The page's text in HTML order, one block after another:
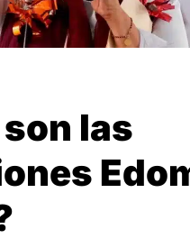
las